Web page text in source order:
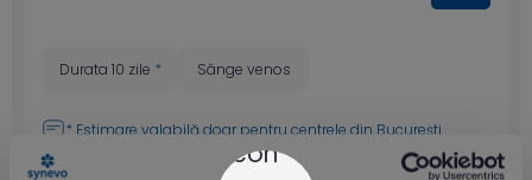
Durata 10 zile * Sânge venos
* Estimare valabilă doar pentru centrele din București